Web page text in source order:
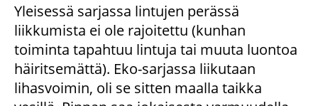
Yleisessä sarjassa lintujen perässä
liikkumista ei ole rajoitettu (kunhan
toiminta tapahtuu lintuja tai muuta luontoa
häiritsemättä). Eko-sarjassa liikutaan
lihasvoimin, oli se sitten maalla taikka